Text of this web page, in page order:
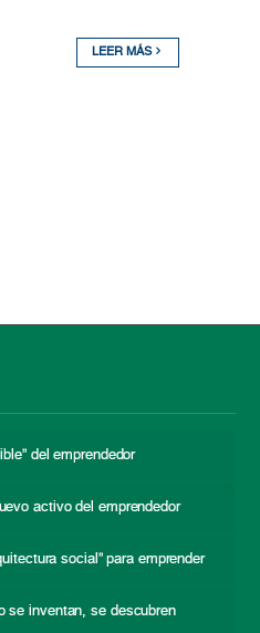
LEER MÁS
del emprendedor
activo del emprendedor
social” para emprender
se inventan, se descubren